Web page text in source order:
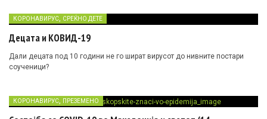
КОРОНАВИРУС, СРЕЌНО ДЕТЕ
Децата и КОВИД-19
Дали децата под 10 години не го шират вирусот до нивните постари
соученици?
КОРОНАВИРУС, ПРЕЗЕМЕНО